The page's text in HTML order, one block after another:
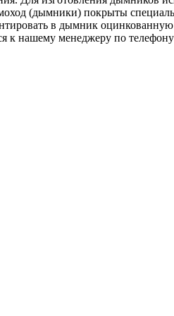
(дымники) покрыты
в дымник оцинкованную
к нашему менеджеру по